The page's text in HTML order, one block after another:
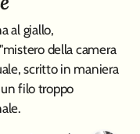
al giallo,
della camera
scritto in maniera
filo troppo